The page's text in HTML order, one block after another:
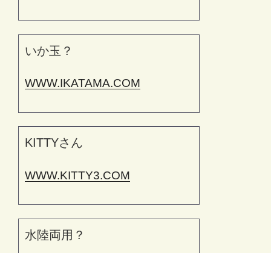
いか玉？
WWW.IKATAMA.COM
KITTYさん
WWW.KITTY3.COM
水陸両用？